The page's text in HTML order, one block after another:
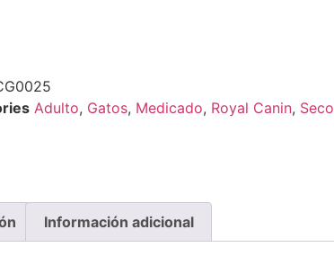
Adulto, Gatos, Medicado, Royal Canin, Seco
Información adicional